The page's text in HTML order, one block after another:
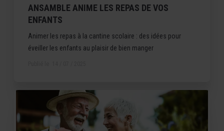
ANSAMBLE ANIME LES REPAS DE VOS
ENFANTS
Animer les repas à la cantine scolaire : des idées pour
éveiller les enfants au plaisir de bien manger